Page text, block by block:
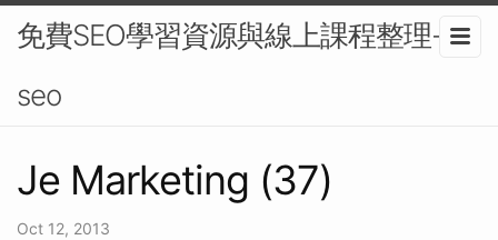
免費SEO學習資源與線上課程整理-
seo
Je Marketing (37)
Oct 12, 2013